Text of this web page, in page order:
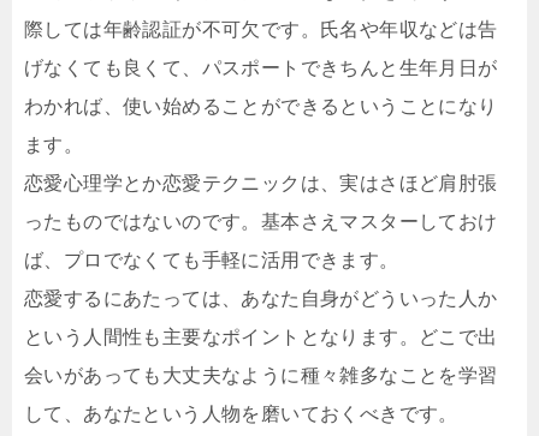
際しては年齢認証が不可欠です。氏名や年収などは告
げなくても良くて、パスポートできちんと生年月日が
わかれば、使い始めることができるということになり
ます。
恋愛心理学とか恋愛テクニックは、実はさほど肩肘張
ったものではないのです。基本さえマスターしておけ
ば、プロでなくても手軽に活用できます。
恋愛するにあたっては、あなた自身がどういった人か
という人間性も主要なポイントとなります。どこで出
会いがあっても大丈夫なように種々雑多なことを学習
して、あなたという人物を磨いておくべきです。